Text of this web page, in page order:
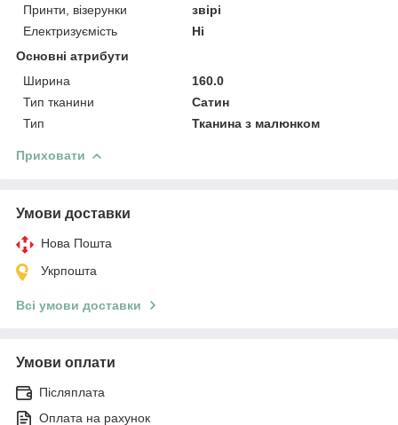
Принти, візерунки
звірі
Електризуємість
Ні
Основні атрибути
Ширина
160.0
Тип тканини
Сатин
Тип
Тканина з малюнком
Приховати
Умови доставки
Нова Пошта
Укрпошта
Всі умови доставки
Умови оплати
Післяплата
Оплата на рахунок